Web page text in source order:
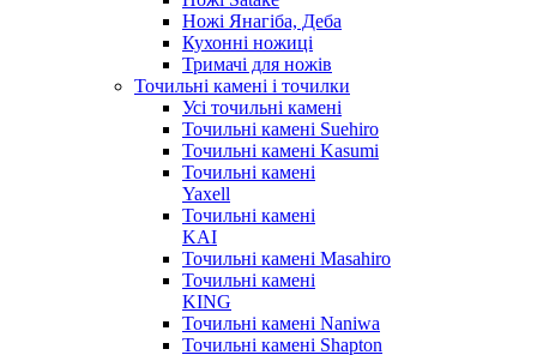
Ножі Янагіба, Деба
Кухонні ножиці
Тримачі для ножів
Точильні камені і точилки
Усі точильні камені
Точильні камені Suehiro
Точильні камені Kasumi
Точильні камені
Yaxell
Точильні камені
KAI
Точильні камені Masahiro
Точильні камені
KING
Точильні камені Naniwa
Точильні камені Shapton